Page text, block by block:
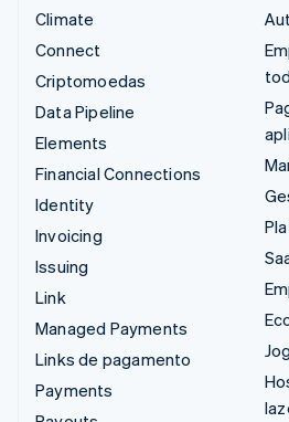
Climate
Connect
Criptomoedas
Data Pipeline
Elements
Financial Connections
Identity
Invoicing
Issuing
Link
Managed Payments
Links de pagamento
Payments